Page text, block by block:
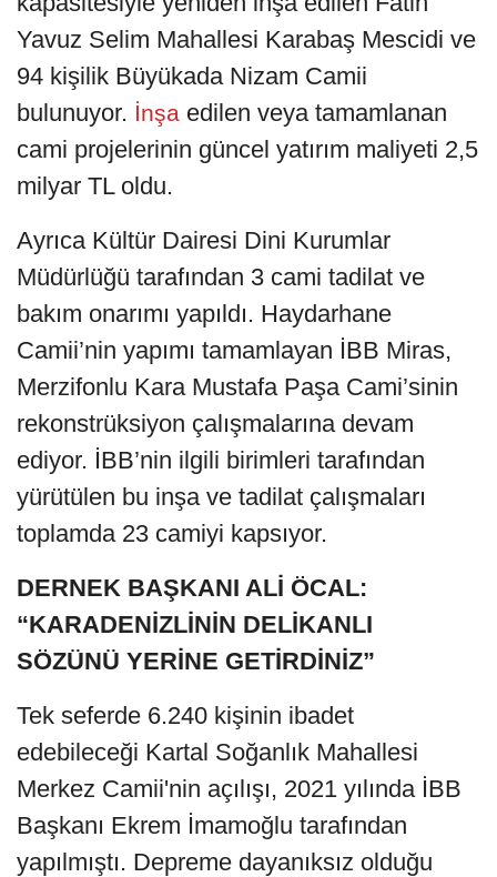
Yavuz Selim Mahallesi Karabaş Mescidi ve
94 kişilik Büyükada Nizam Camii
bulunuyor. İnşa edilen veya tamamlanan
cami projelerinin güncel yatırım maliyeti 2,5
milyar TL oldu.
Ayrıca Kültür Dairesi Dini Kurumlar
Müdürlüğü tarafından 3 cami tadilat ve
bakım onarımı yapıldı. Haydarhane
Camii’nin yapımı tamamlayan İBB Miras,
Merzifonlu Kara Mustafa Paşa Cami’sinin
rekonstrüksiyon çalışmalarına devam
ediyor. İBB’nin ilgili birimleri tarafından
yürütülen bu inşa ve tadilat çalışmaları
toplamda 23 camiyi kapsıyor.
DERNEK BAŞKANI ALİ ÖCAL:
“KARADENİZLİNİN DELİKANLI
SÖZÜNÜ YERİNE GETİRDİNİZ”
Tek seferde 6.240 kişinin ibadet
edebileceği Kartal Soğanlık Mahallesi
Merkez Camii'nin açılışı, 2021 yılında İBB
Başkanı Ekrem İmamoğlu tarafından
yapılmıştı. Depreme dayanıksız olduğu